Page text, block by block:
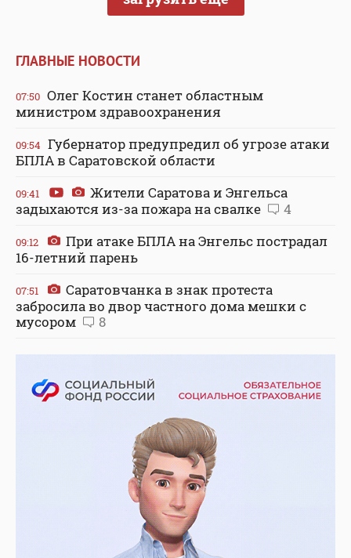
ГЛАВНЫЕ НОВОСТИ
07:50 Олег Костин станет областным
министром здравоохранения
09:54 Губернатор предупредил об угрозе атаки
БПЛА в Саратовской области
09:41
Жители Саратова и Энгельса
задыхаются из-за пожара на свалке
4
09:12
При атаке БПЛА на Энгельс пострадал
16-летний парень
07:51
Саратовчанка в знак протеста
забросила во двор частного дома мешки с
мусором
8